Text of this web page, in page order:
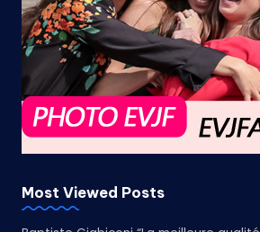
Most Viewed Posts